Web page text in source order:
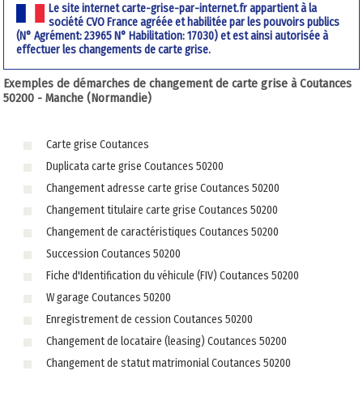
Le site internet carte-grise-par-internet.fr appartient à la
société CVO France agréée et habilitée par les pouvoirs publics
(N° Agrément: 23965 N° Habilitation: 17030) et est ainsi autorisée à
effectuer les changements de carte grise.
Exemples de démarches de changement de carte grise à Coutances
50200 - Manche (Normandie)
Carte grise Coutances
Duplicata carte grise Coutances 50200
Changement adresse carte grise Coutances 50200
Changement titulaire carte grise Coutances 50200
Changement de caractéristiques Coutances 50200
Succession Coutances 50200
Fiche d'Identification du véhicule (FIV) Coutances 50200
W garage Coutances 50200
Enregistrement de cession Coutances 50200
Changement de locataire (leasing) Coutances 50200
Changement de statut matrimonial Coutances 50200